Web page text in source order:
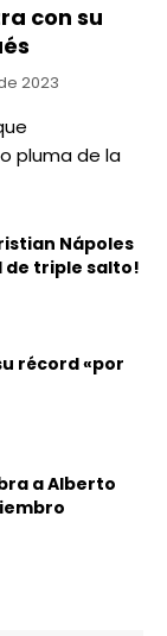
con su
2023
pluma de la
Nápoles
de triple salto!
récord «por
a Alberto